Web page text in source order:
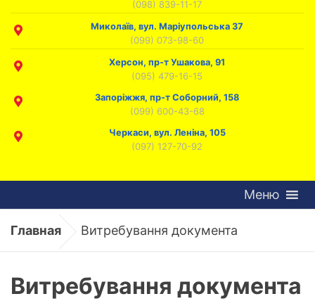
(098) 839-11-17
Миколаїв, вул. Маріупольська 37
(099) 073-98-60
Херсон, пр-т Ушакова, 91
(095) 479-16-15
Запоріжжя, пр-т Соборний, 158
(099) 600-43-68
Черкаси, вул. Леніна, 105
(097) 127-70-92
Меню
Главная Витребування документа
Витребування документа